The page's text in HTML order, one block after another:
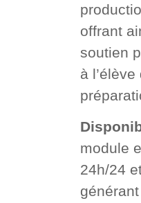
offrant
soutien
à
module
24h/24